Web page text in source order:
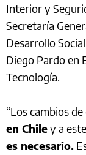
Interior y
Secretaría
Desarrollo
Diego Pardo en
Tecnología.
“Los cambios
en Chiley a
es necesario.